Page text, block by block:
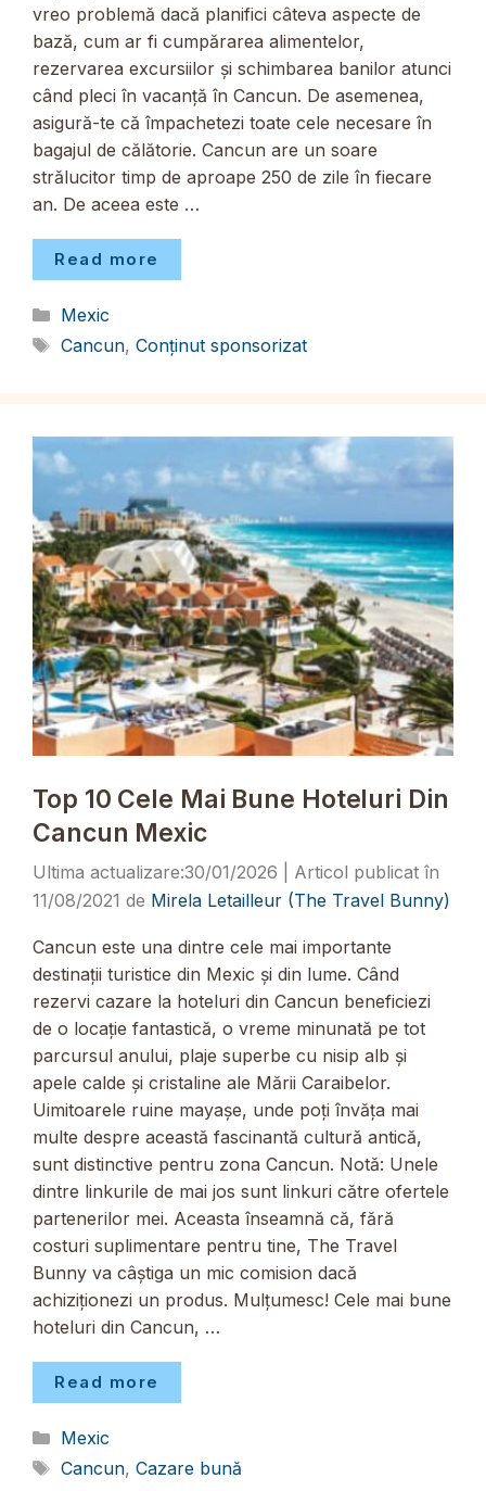
vreo problemă dacă planifici câteva aspecte de
bază, cum ar fi cumpărarea alimentelor,
rezervarea excursiilor și schimbarea banilor atunci
când pleci în vacanță în Cancun. De asemenea,
asigură-te că împachetezi toate cele necesare în
bagajul de călătorie. Cancun are un soare
strălucitor timp de aproape 250 de zile în fiecare
an. De aceea este …
Read more
Categorii
Mexic
Etichete
Cancun, Conținut sponsorizat
Top 10 Cele Mai Bune Hoteluri Din
Cancun Mexic
30/01/2026
11/08/2021 de Mirela Letailleur (The Travel Bunny)
Cancun este una dintre cele mai importante
destinații turistice din Mexic și din lume. Când
rezervi cazare la hoteluri din Cancun beneficiezi
de o locație fantastică, o vreme minunată pe tot
parcursul anului, plaje superbe cu nisip alb și
apele calde și cristaline ale Mării Caraibelor.
Uimitoarele ruine mayașe, unde poți învăța mai
multe despre această fascinantă cultură antică,
sunt distinctive pentru zona Cancun. Notă: Unele
dintre linkurile de mai jos sunt linkuri către ofertele
partenerilor mei. Aceasta înseamnă că, fără
costuri suplimentare pentru tine, The Travel
Bunny va câștiga un mic comision dacă
achiziționezi un produs. Mulțumesc! Cele mai bune
hoteluri din Cancun, …
Read more
Categorii
Mexic
Etichete
Cancun, Cazare bună